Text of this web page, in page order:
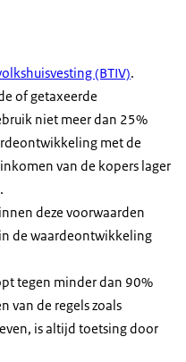
(BTIV).
of getaxeerde
niet meer dan 25%
met de
van de kopers lager
deze voorwaarden
de waardeontwikkeling
tegen minder dan 90%
van de regels zoals
is altijd toetsing door